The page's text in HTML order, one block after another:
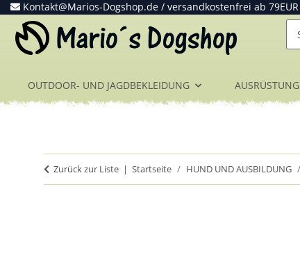
Kontakt@Marios-Dogshop.de / versandkostenfrei ab 79EUR
OUTDOOR- UND JAGDBEKLEIDUNG AUSRÜSTUNG
Zurück zur Liste Startseite HUND UND AUSBILDUNG